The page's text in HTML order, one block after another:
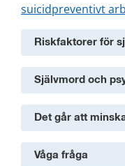
suicidpreventivt
Riskfaktorer för
Självmord och
Det går att
Våga fråga